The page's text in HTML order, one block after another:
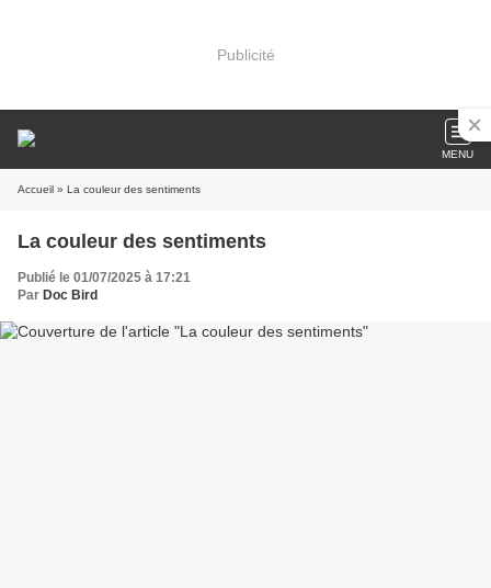
Publicité
MENU
Accueil » La couleur des sentiments
La couleur des sentiments
Publié le 01/07/2025 à 17:21
Par Doc Bird